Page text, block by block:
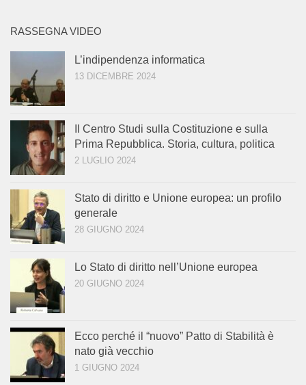
RASSEGNA VIDEO
L’indipendenza informatica
13 DICEMBRE 2024
Il Centro Studi sulla Costituzione e sulla
Prima Repubblica. Storia, cultura, politica
2 LUGLIO 2024
Stato di diritto e Unione europea: un profilo
generale
28 GIUGNO 2024
Lo Stato di diritto nell’Unione europea
20 GIUGNO 2024
Ecco perché il “nuovo” Patto di Stabilità è
nato già vecchio
1 GIUGNO 2024